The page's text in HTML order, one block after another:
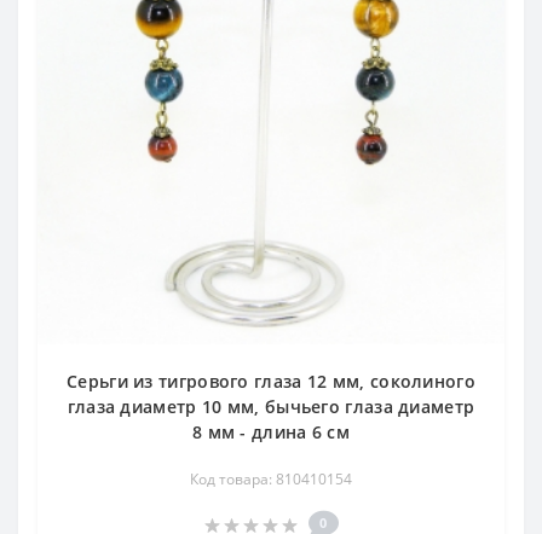
Серьги из тигрового глаза 12 мм, соколиного
глаза диаметр 10 мм, бычьего глаза диаметр
8 мм - длина 6 см
Код товара: 810410154
0